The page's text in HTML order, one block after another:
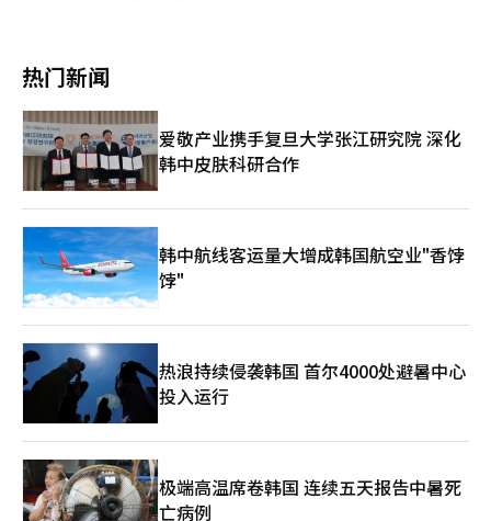
同时最大化高端产品的盈利能力。一位业内人士表示：“三星电子
在提升折叠手机的完整性方面取得成功，并成功扩大到1030年代
市场，而苹果则需关注其首款折叠iPhone能否吸引到多少iPhone
用户的更换需求。”他指出：“今年下半年，三星以'完整性'为主
打的高端智能手机市场与苹果以'新用户体验'为主打的市场将展开
正面竞争。”※ 本报道经人工智能（AI）系统翻译与编辑。
和广告费用转嫁给加盟商，可能会导致总部与加盟商之间的严重冲
突。直营店大规模缩减和组织精简过程中出现的就业不稳定问题也
是主要挑战。 一位连锁品牌行业人士表示：“过去，门店数量决
定企业价值，而现在，门店的盈利能力、海外扩展性和数字竞争力
更为重要的评估标准。”他还表示：“在可预见的未来，外食连锁
品牌M&A将主要集中在竞争力得到验证的品牌上。”
布了新制服。新制服以品牌象征的“Trinity灰”和“玫瑰金”为
我们47年来积累的服务价值视为与天空相连的自然演变过程。”他
还表示：“我们将在尊重T'way航空运营经验的基础上，创造出索
诺集团独特的服务价值，形成新的身份。”※ 本报道经人工智能
（AI）系统翻译与编辑。
加服务数量，而是准确识别客户在每次旅程中真正需要的服务，从
而摆脱国内航空公司传统的以大型航空公司（FSC）和低成本航空
公司（LCC）为主的商业模式，重新设计和提供基于客户需求的航
空服务。 短途航线将保持合理的票价，提升效率；长途航线则将
通过增强客户在机场和客舱的便利性，提高服务质量，同时提升票
价竞争力。 为此，公司在今年2月在仁川国际机场开设了高端值机
柜台，并计划逐步扩大机场贵宾室的运营、机上娱乐（IFE）、可
用Wi-Fi的机上互联网（IFC）以及高品质的机上餐饮等定制服务，
以满足客户的期待。 SSC的服务将在特里尼提航空名称下的航班于
今年下半年开始运营后逐步扩大。 此外，未来还将推出与索诺特
里尼提集团的酒店和度假村等酒店基础设施相结合的新积分服务的
忠诚度计划。 该计划将超越简单的积分累积，将航空、住宿和旅
行服务连接为一个平台，提供涵盖客户旅行全过程的差异化服务。
包括雅加达、新加坡等中途航线，长途航线提供单程2次、中途航
线提供1次机上餐饮。 各舱等级的福利也将有所提升，商务舱将新
增配菜（沙拉、水果、面包）和酒类（葡萄酒、啤酒）服务，经济
舱则将加强沙拉和饮料等的配置，以提供更高满意度的机上餐饮服
务。 新制服采用了品牌主色“特里尼提灰”和点缀色“玫瑰
金”。采用功能性材料，提升了长时间工作下的舒适感和活动性，
飞行员制服还考虑到长途飞行和季节性温度环境，新增了前所未有
的开衫设计。 特里尼提航空相关人士表示：“此次品牌重塑不仅
热门新闻
爱敬产业携手复旦大学张江研究院 深化
韩中皮肤科研合作
韩中航线客运量大增成韩国航空业"香饽
饽"
热浪持续侵袭韩国 首尔4000处避暑中心
投入运行
极端高温席卷韩国 连续五天报告中暑死
亡病例